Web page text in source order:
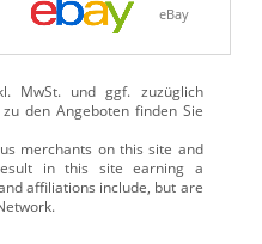
eBay
MwSt. und ggf. zuzüglich
den Angeboten finden Sie